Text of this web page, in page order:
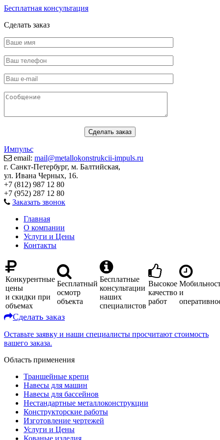
Бесплатная консультация
Сделать заказ
Импульс
email: mail@metallokonstrukcii-impuls.ru
г. Санкт-Петербург, м. Балтийская,
ул. Ивана Черных, 16.
+7 (812) 987 12 80
+7 (952) 287 12 80
Заказать звонок
Главная
О компании
Услуги и Цены
Контакты
Конкурентные
цены
и скидки при
объемах
Бесплатный
осмотр
объекта
Бесплатные
консультации
наших
специалистов
Высокое
качество
работ
и
Сделать заказ
Оставьте заявку и наши специалисты просчитают стоимость
вашего заказа.
Область применения
Траншейные крепи
Навесы для машин
Навесы для бассейнов
Нестандартные металлоконструкции
Конструкторские работы
Изготовление чертежей
Услуги и Цены
Кованые изделия